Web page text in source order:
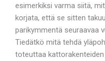
esimerkiksi varma siitä,
korjata, että se sitten
parikymmentä seuraavaa
Tiedätkö mitä tehdä
toteuttaa